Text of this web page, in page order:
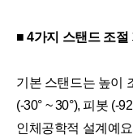
■ 4가지 스탠드 조절
기본 스탠드는 높이
(-30° ~ 30°), 피봇 (-
인체공학적 설계예